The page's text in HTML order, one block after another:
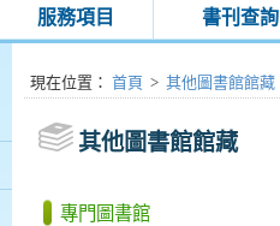
服務項目 書刊查詢
:::現在位置 ： 首頁 > 其他圖書館館藏
其他圖書館館藏
專門圖書館